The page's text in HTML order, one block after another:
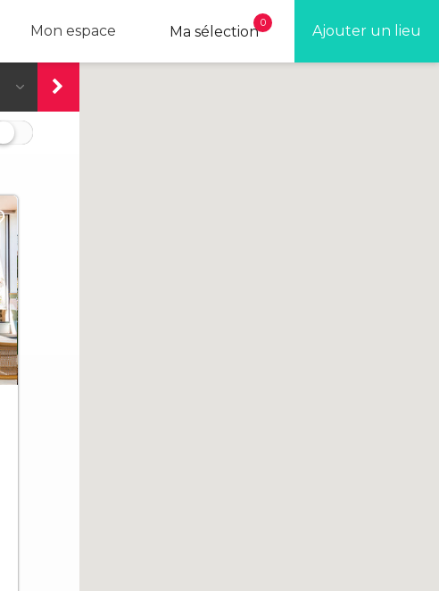
Ajouter un lieu
Ma sélection
0
Mon espace